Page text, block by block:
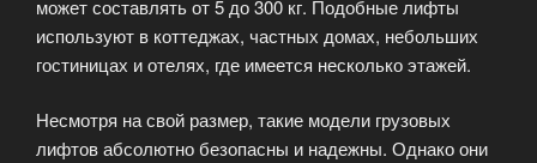
может составлять от 5 до 300 кг. Подобные лифты
используют в коттеджах, частных домах, небольших
гостиницах и отелях, где имеется несколько этажей.
Несмотря на свой размер, такие модели грузовых
лифтов абсолютно безопасны и надежны. Однако они